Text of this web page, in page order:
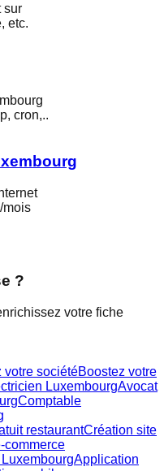
sur
etc.
cron,..
mois
?
votre fiche
votre sociétéBoostez votre
LuxembourgAvocat
Comptable
restaurantCréation site
commerce
Application